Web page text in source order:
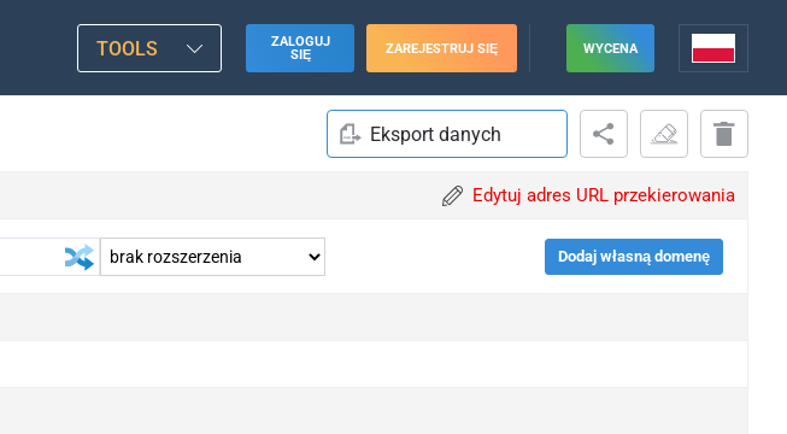
TOOLS
ZALOGUJ
SIĘ
ZAREJESTRUJ SIĘ WYCENA
Eksport danych
Edytuj adres URL przekierowania
Dodaj własną domenę